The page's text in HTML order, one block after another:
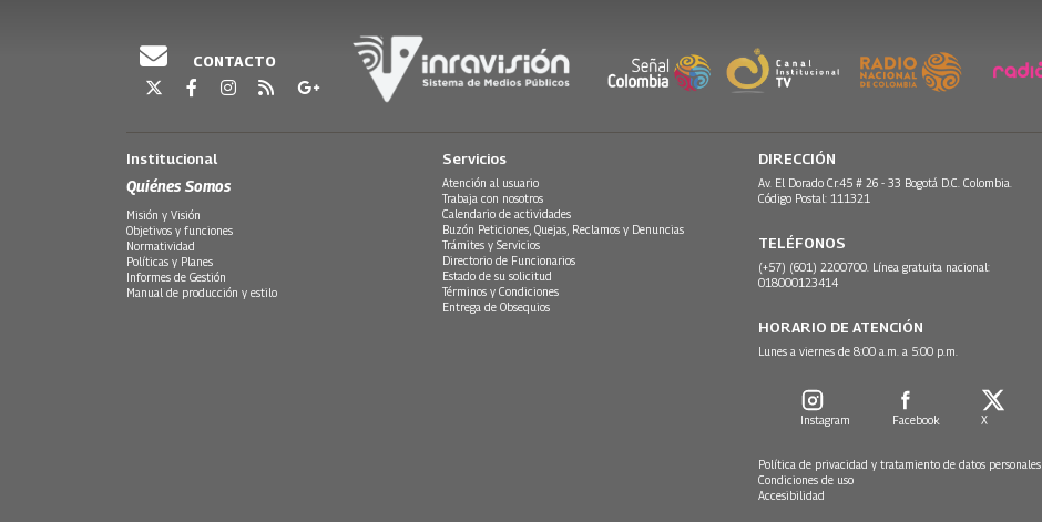
CONTACTO
Institucional
Quiénes Somos
Misión y Visión
Objetivos y funciones
Normatividad
Políticas y Planes
Informes de Gestión
Manual de producción y estilo
Servicios
Atención al usuario
Trabaja con nosotros
Calendario de actividades
Buzón Peticiones, Quejas, Reclamos y Denuncias
Trámites y Servicios
Directorio de Funcionarios
Estado de su solicitud
Términos y Condiciones
Entrega de Obsequios
DIRECCIÓN
Av. El Dorado Cr.45 # 26 - 33 Bogotá D.C. Colombia.
Código Postal: 111321
TELÉFONOS
(+57) (601) 2200700. Línea gratuita nacional:
018000123414
HORARIO DE ATENCIÓN
Lunes a viernes de 8:00 a.m. a 5:00 p.m.
Instagram Facebook X
Política de privacidad y tratamiento de datos personales
Condiciones de uso
Accesibilidad